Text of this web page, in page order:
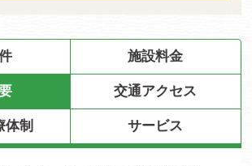
施設料金
交通アクセス
体制 サービス